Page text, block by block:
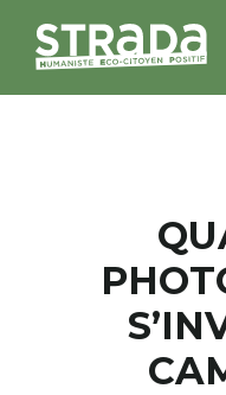
MAGAZINES
NOS THÈMES
STRADA’DATES